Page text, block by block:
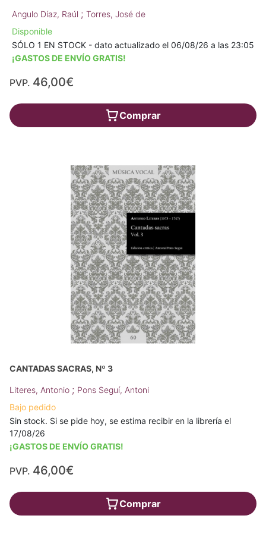
Angulo Díaz, Raúl ; Torres, José de
Disponible
SÓLO 1 EN STOCK - dato actualizado el 06/08/26 a las 23:05
¡GASTOS DE ENVÍO GRATIS!
PVP. 46,00€
Comprar
CANTADAS SACRAS, Nº 3
Literes, Antonio ; Pons Seguí, Antoni
Bajo pedido
Sin stock. Si se pide hoy, se estima recibir en la librería el
17/08/26
¡GASTOS DE ENVÍO GRATIS!
PVP. 46,00€
Comprar